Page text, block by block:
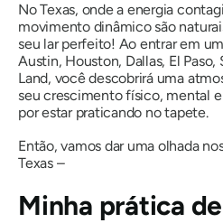
No Texas, onde a energia
movimento dinâmico são
seu lar perfeito! Ao entrar em
Austin, Houston, Dallas, El
Land, você descobrirá uma
seu crescimento físico, mental
por estar praticando no tapete.
Então, vamos dar uma olhada
Texas –
Minha prática